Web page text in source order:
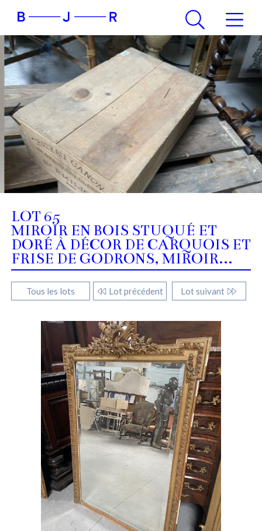
LOT 65
MIROIR EN BOIS STUQUÉ ET
DORÉ À DÉCOR DE CARQUOIS ET
FRISE DE GODRONS, MIROIR...
Tous les lots Lot précédent Lot suivant